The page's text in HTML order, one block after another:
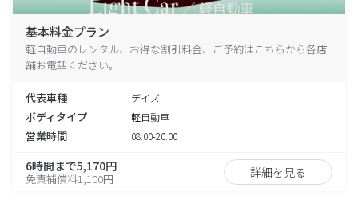
基本料金プラン
軽自動車のレンタル、お得な割引料金、ご予約はこちらから各店
舗お電話ください。
代表車種 デイズ
ボディタイプ 軽自動車
営業時間 08:00-20:00
6時間まで5,170円
免責補償料1,100円 詳細を見る